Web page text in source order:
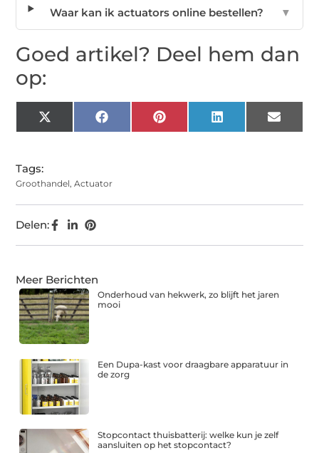
Waar kan ik actuators online bestellen? ▼
Goed artikel? Deel hem dan
op:
X
(Twitter)
Facebook Pinterest LinkedIn Email
Tags:
Groothandel,Actuator
Delen:
Meer Berichten
Onderhoud van hekwerk, zo blijft het jaren
mooi
Een Dupa-kast voor draagbare apparatuur in
de zorg
Stopcontact thuisbatterij: welke kun je zelf
aansluiten op het stopcontact?